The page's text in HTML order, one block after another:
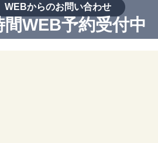
テム
WEBからのお問い合わせ
間WEB予約受付中